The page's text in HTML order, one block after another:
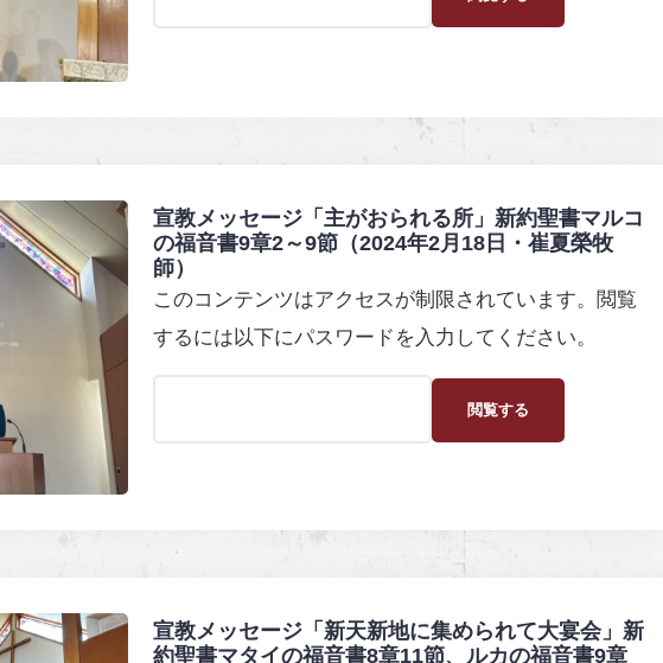
宣教メッセージ「主がおられる所」新約聖書マルコ
の福音書9章2～9節（2024年2月18日・崔夏榮牧
師）
このコンテンツはアクセスが制限されています。閲覧
するには以下にパスワードを入力してください。
宣教メッセージ「新天新地に集められて大宴会」新
約聖書マタイの福音書8章11節、ルカの福音書9章